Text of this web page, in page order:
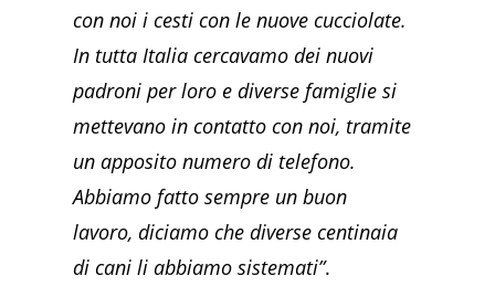
con noi i cesti con le nuove cucciolate.
In tutta Italia cercavamo dei nuovi
padroni per loro e diverse famiglie si
mettevano in contatto con noi, tramite
un apposito numero di telefono.
Abbiamo fatto sempre un buon
lavoro, diciamo che diverse centinaia
di cani li abbiamo sistemati”.